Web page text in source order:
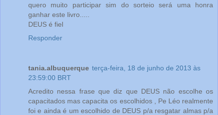
quero muito participar sim do sorteio será uma honra
ganhar este livro.....
DEUS é fiel
Responder
tania.albuquerque terça-feira, 18 de junho de 2013 às
23:59:00 BRT
Acredito nessa frase que diz que DEUS não escolhe os
capacitados mas capacita os escolhidos , Pe Léo realmente
foi e ainda é um escolhido de DEUS p/a resgatar almas p/a